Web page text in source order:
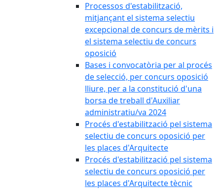
Processos d'estabilització,
mitjançant el sistema selectiu
excepcional de concurs de mèrits i
el sistema selectiu de concurs
oposició
Bases i convocatòria per al procés
de selecció, per concurs oposició
lliure, per a la constitució d'una
borsa de treball d'Auxiliar
administratiu/va 2024
Procés d'estabilització pel sistema
selectiu de concurs oposició per
les places d'Arquitecte
Procés d'estabilització pel sistema
selectiu de concurs oposició per
les places d'Arquitecte tècnic